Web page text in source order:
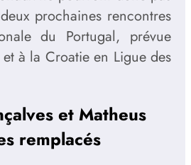
prochaines rencontres
du Portugal, prévue
à la Croatie en Ligue des
et Matheus
remplacés